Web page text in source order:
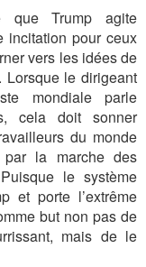
que Trump agite
incitation pour ceux
vers les idées de
Lorsque le dirigeant
mondiale parle
cela doit sonner
du monde
la marche des
le système
et porte l’extrême
but non pas de
mais de le